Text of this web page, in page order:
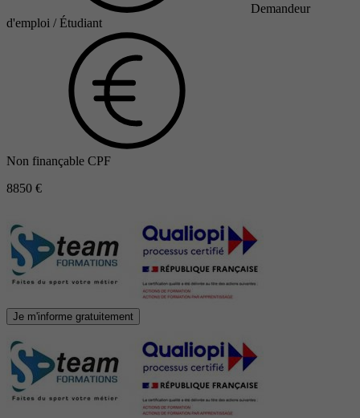
Demandeur
d'emploi / Étudiant
Non finançable CPF
8850 €
Je m'informe gratuitement